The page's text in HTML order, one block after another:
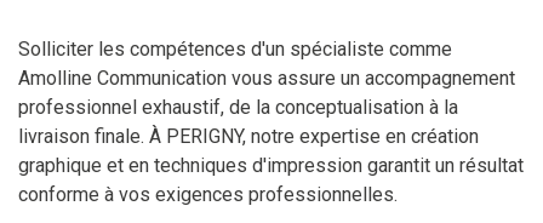
Solliciter les compétences d'un spécialiste comme
Amolline Communication vous assure un accompagnement
professionnel exhaustif, de la conceptualisation à la
livraison finale. À PERIGNY, notre expertise en création
graphique et en techniques d'impression garantit un résultat
conforme à vos exigences professionnelles.